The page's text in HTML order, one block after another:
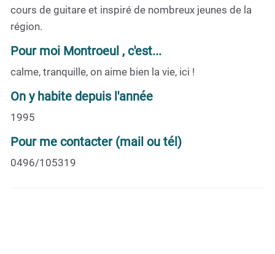
cours de guitare et inspiré de nombreux jeunes de la
région.
Pour moi Montroeul , c'est...
calme, tranquille, on aime bien la vie, ici !
On y habite depuis l'année
1995
Pour me contacter (mail ou tél)
0496/105319